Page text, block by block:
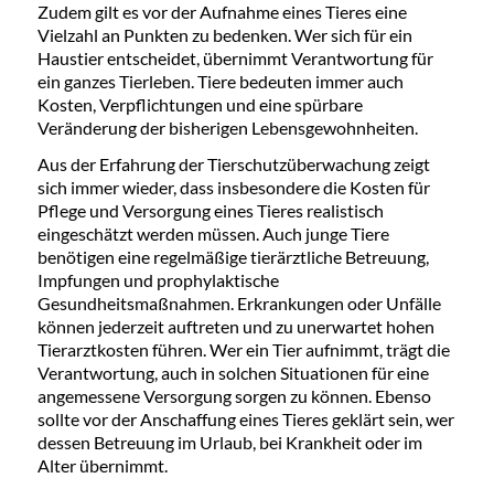
Zudem gilt es vor der Aufnahme eines Tieres eine
Vielzahl an Punkten zu bedenken. Wer sich für ein
Haustier entscheidet, übernimmt Verantwortung für
ein ganzes Tierleben. Tiere bedeuten immer auch
Kosten, Verpflichtungen und eine spürbare
Veränderung der bisherigen Lebensgewohnheiten.
Aus der Erfahrung der Tierschutzüberwachung zeigt
sich immer wieder, dass insbesondere die Kosten für
Pflege und Versorgung eines Tieres realistisch
eingeschätzt werden müssen. Auch junge Tiere
benötigen eine regelmäßige tierärztliche Betreuung,
Impfungen und prophylaktische
Gesundheitsmaßnahmen. Erkrankungen oder Unfälle
können jederzeit auftreten und zu unerwartet hohen
Tierarztkosten führen. Wer ein Tier aufnimmt, trägt die
Verantwortung, auch in solchen Situationen für eine
angemessene Versorgung sorgen zu können. Ebenso
sollte vor der Anschaffung eines Tieres geklärt sein, wer
dessen Betreuung im Urlaub, bei Krankheit oder im
Alter übernimmt.